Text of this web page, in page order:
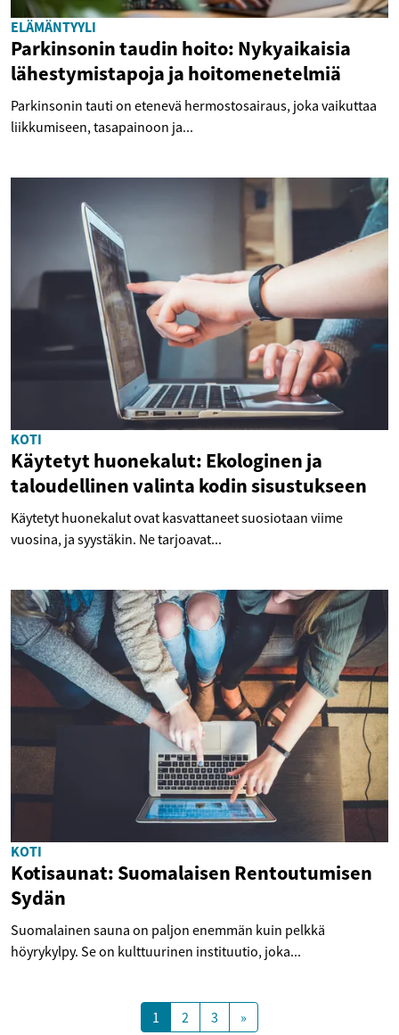
ELÄMÄNTYYLI
Parkinsonin taudin hoito: Nykyaikaisia
lähestymistapoja ja hoitomenetelmiä
Parkinsonin tauti on etenevä hermostosairaus, joka vaikuttaa
liikkumiseen, tasapainoon ja...
KOTI
Käytetyt huonekalut: Ekologinen ja
taloudellinen valinta kodin sisustukseen
Käytetyt huonekalut ovat kasvattaneet suosiotaan viime
vuosina, ja syystäkin. Ne tarjoavat...
KOTI
Kotisaunat: Suomalaisen Rentoutumisen
Sydän
Suomalainen sauna on paljon enemmän kuin pelkkä
höyrykylpy. Se on kulttuurinen instituutio, joka...
1 2 3 »